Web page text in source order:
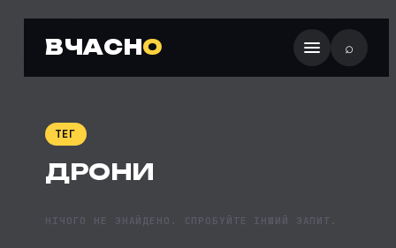
ВЧАСНО ⌕
ТЕГ
ДРОНИ
НІЧОГО НЕ ЗНАЙДЕНО. СПРОБУЙТЕ ІНШИЙ ЗАПИТ.